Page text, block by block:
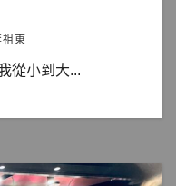
東
從小到大...